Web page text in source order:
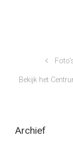
Bekijk het
Archief